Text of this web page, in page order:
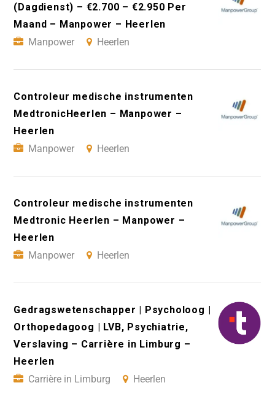
(Dagdienst) – €2.700 – €2.950 Per
Maand – Manpower – Heerlen
Manpower
Heerlen
Controleur medische instrumenten
MedtronicHeerlen – Manpower –
Heerlen
Manpower
Heerlen
Controleur medische instrumenten
Medtronic Heerlen – Manpower –
Heerlen
Manpower
Heerlen
Gedragswetenschapper | Psycholoog |
Orthopedagoog | LVB, Psychiatrie,
Verslaving – Carrière in Limburg –
Heerlen
Carrière in Limburg
Heerlen